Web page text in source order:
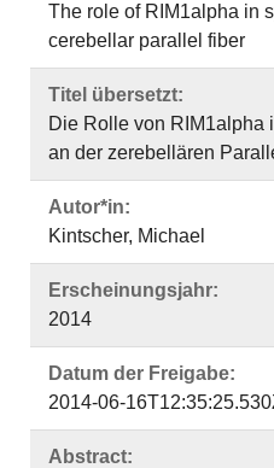
The role of RIM1alpha in
cerebellar parallel fiber
Titel übersetzt:
Die Rolle von RIM1alpha
an der zerebellären
Autor*in:
Kintscher, Michael
Erscheinungsjahr:
2014
Datum der Freigabe:
2014-06-
Abstract: